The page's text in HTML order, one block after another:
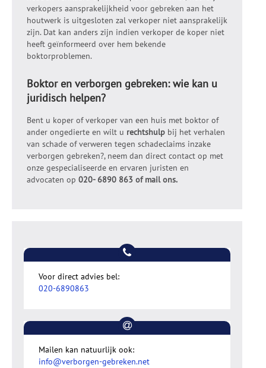
verkopers aansprakelijkheid voor gebreken aan het
houtwerk is uitgesloten zal verkoper niet aansprakelijk
zijn. Dat kan anders zijn indien verkoper de koper niet
heeft geïnformeerd over hem bekende
boktorproblemen.
Boktor en verborgen gebreken: wie kan u
juridisch helpen?
Bent u koper of verkoper van een huis met boktor of
ander ongedierte en wilt u rechtshulp bij het verhalen
van schade of verweren tegen schadeclaims inzake
verborgen gebreken?, neem dan direct contact op met
onze gespecialiseerde en ervaren juristen en
advocaten op 020- 6890 863 of mail ons.
Voor direct advies bel:
020-6890863
Mailen kan natuurlijk ook:
info@verborgen-gebreken.net